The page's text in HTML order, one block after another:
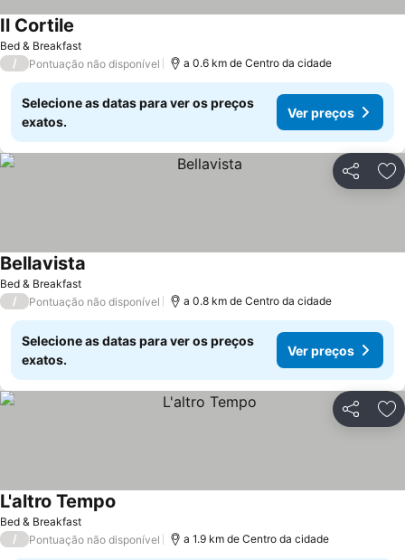
Bed & Breakfast
Il Cortile
/ Pontuação não disponível a 0.6 km de Centro da cidade
Selecione as datas para ver os preços
exatos.
Ver preços
Partilhar
Bed & Breakfast
Bellavista
/ Pontuação não disponível a 0.8 km de Centro da cidade
Selecione as datas para ver os preços
exatos.
Ver preços
Partilhar
Bed & Breakfast
L'altro Tempo
/ Pontuação não disponível a 1.9 km de Centro da cidade